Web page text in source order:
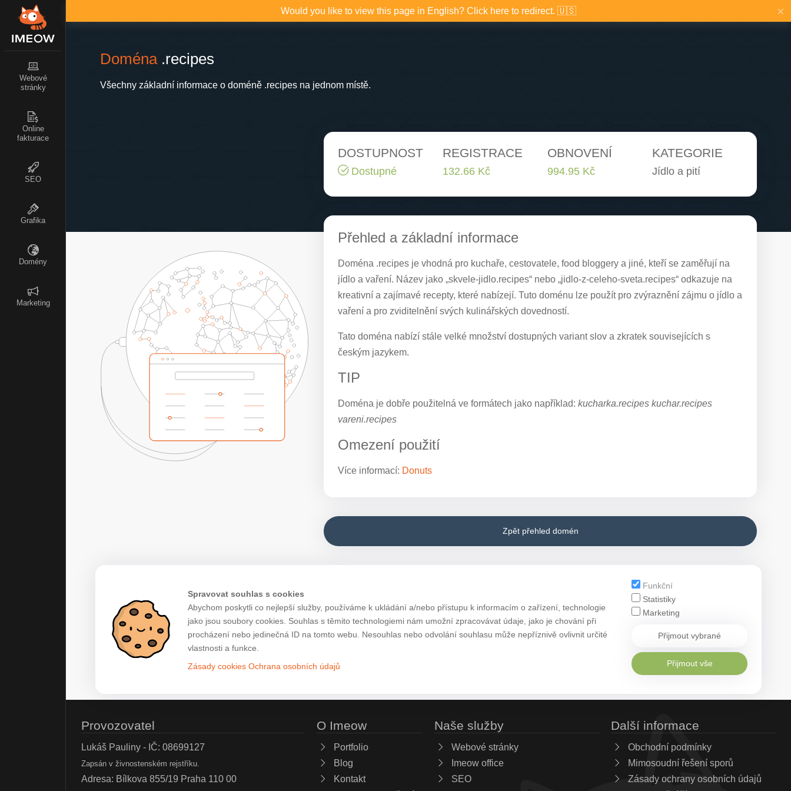
Webové
stránky
Online
fakturace
SEO
Grafika
Domény
Marketing
Would you like to view this page in English? Click here to redirect. 🇺🇸 ×
Doména.recipes
Všechny základní informace o doméně .recipes na jednom místě.
DOSTUPNOST
Dostupné
REGISTRACE
132.66 Kč
OBNOVENÍ
994.95 Kč
KATEGORIE
Jídlo a pití
Přehled a základní informace
Doména .recipes je vhodná pro kuchaře, cestovatele, food bloggery a jiné, kteří se zaměřují na
jídlo a vaření. Název jako „skvele-jidlo.recipes“ nebo „jidlo-z-celeho-sveta.recipes“ odkazuje na
kreativní a zajímavé recepty, které nabízejí. Tuto doménu lze použít pro zvýraznění zájmu o jídlo a
vaření a pro zviditelnění svých kulinářských dovedností.
Tato doména nabízí stále velké množství dostupných variant slov a zkratek souvisejících s
českým jazykem.
TIP
Doména je dobře použitelná ve formátech jako například: kucharka.recipes kuchar.recipes
vareni.recipes
Omezení použití
Více informací: Donuts
Zpět přehled domén
Spravovat souhlas s cookies
Abychom poskytli co nejlepší služby, používáme k ukládání a/nebo přístupu k informacím o zařízení, technologie
jako jsou soubory cookies. Souhlas s těmito technologiemi nám umožní zpracovávat údaje, jako je chování při
procházení nebo jedinečná ID na tomto webu. Nesouhlas nebo odvolání souhlasu může nepříznivě ovlivnit určité
vlastnosti a funkce.
Zásady cookies Ochrana osobních údajů
Funkční
Statistiky
Marketing
Přijmout vybrané
Přijmout vše
Provozovatel
Lukáš Pauliny - IČ: 08699127
Zapsán v živnostenském rejstříku.
Adresa: Bílkova 855/19 Praha 110 00
O Imeow
Portfolio
Blog
Kontakt
Naše služby
Webové stránky
Imeow office
SEO
Další informace
Obchodní podmínky
Mimosoudní řešení sporů
Zásady ochrany osobních údajů